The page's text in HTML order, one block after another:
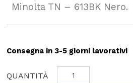
Minolta TN – 613BK Nero.
Consegna in 3-5 giorni lavorativi